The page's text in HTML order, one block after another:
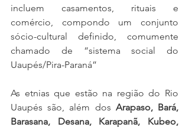
incluem casamentos, rituais e
comércio, compondo um conjunto
sócio-cultural definido, comumente
chamado de “sistema social do
Uaupés/Pira-Paraná”
As etnias que estão na região do Rio
Uaupés são, além dos Arapaso, Bará,
Barasana, Desana, Karapanã, Kubeo,